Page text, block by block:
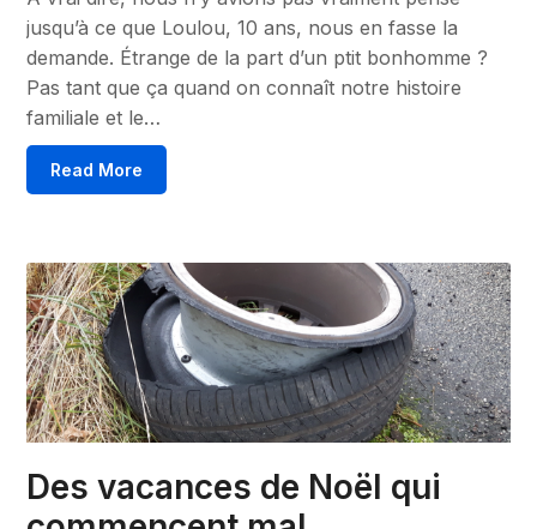
jusqu’à ce que Loulou, 10 ans, nous en fasse la
demande. Étrange de la part d’un ptit bonhomme ?
Pas tant que ça quand on connaît notre histoire
familiale et le…
Read More
Des vacances de Noël qui